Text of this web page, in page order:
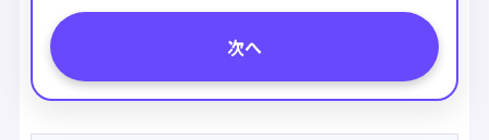
次へ